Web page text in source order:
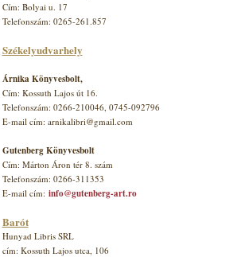
Cím: Bolyai u. 17
Telefonszám: 0265-261.857
Székelyudvarhely
Árnika Könyvesbolt,
Cím: Kossuth Lajos út 16.
Telefonszám: 0266-210046, 0745-092796
E-mail cím: arnikalibri@gmail.com
Gutenberg Könyvesbolt
Cím: Márton Áron tér 8. szám
Telefonszám: 0266-311353
E-mail cím: info@gutenberg-art.ro
Barót
Hunyad Libris SRL
cím: Kossuth Lajos utca, 106